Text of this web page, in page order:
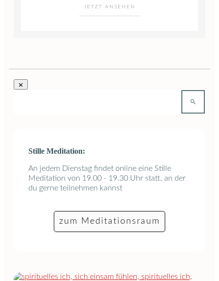
JETZT ANSEHEN
Stille Meditation:
An jedem Dienstag findet online eine Stille
Meditation von 19.00 - 19.30 Uhr statt, an der
du gerne teilnehmen kannst
zum Meditationsraum